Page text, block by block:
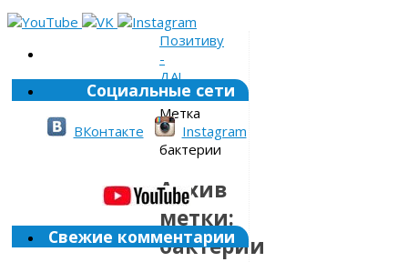
Позитиву
-
ДА!
»
Метка
»
бактерии
Архив
метки:
бактерии
Социальные сети
ВКонтакте Instagram
Свежие комментарии